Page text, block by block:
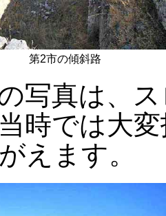
第2市の傾斜路
写真は、
時では大
えます。